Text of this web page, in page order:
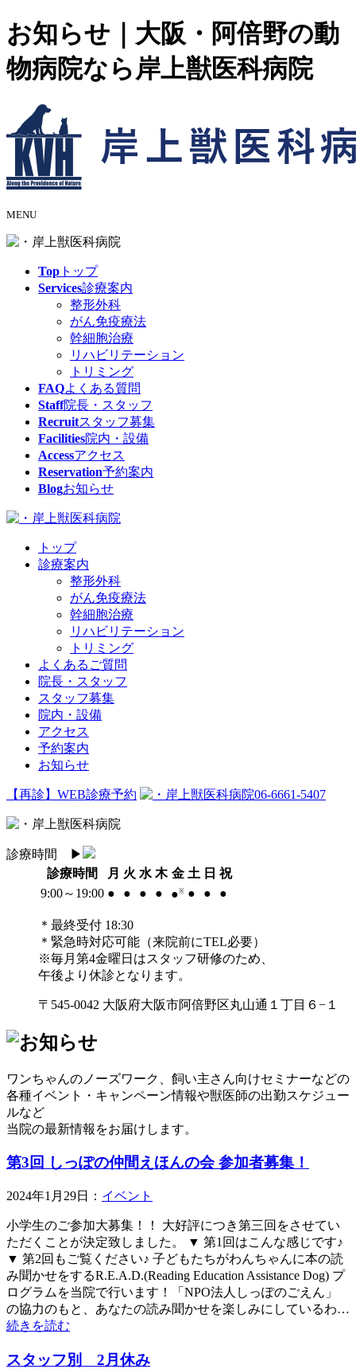
お知らせ｜大阪・阿倍野の動
物病院なら岸上獣医科病院
MENU
Top トップ
Services診療案内
整形外科
がん免疫療法
幹細胞治療
リハビリテーション
トリミング
FAQよくある質問
Staff院長・スタッフ
Recruitスタッフ募集
Facilities院内・設備
Accessアクセス
Reservation予約案内
Blogお知らせ
トップ
診療案内
整形外科
がん免疫療法
幹細胞治療
リハビリテーション
トリミング
よくあるご質問
院長・スタッフ
スタッフ募集
院内・設備
アクセス
予約案内
お知らせ
【再診】WEB診療予約 06-6661-5407
診療時間
▶︎
診療時間
月 火 水 木 金 土 日 祝
9:00～19:00 ● ● ● ● ●※ ● ● ●
＊最終受付 18:30
＊緊急時対応可能（来院前にTEL必要）
※毎月第4金曜日はスタッフ研修のため、
午後より休診となります。
〒545-0042 大阪府大阪市阿倍野区丸山通１丁目６−１
ワンちゃんのノーズワーク、飼い主さん向けセミナーなどの
各種イベント・キャンペーン情報や獣医師の出勤スケジュー
ルなど
当院の最新情報をお届けします。
第3回 しっぽの仲間えほんの会 参加者募集！
2024年1月29日： イベント
小学生のご参加大募集！！ 大好評につき第三回をさせてい
ただくことが決定致しました。 ▼ 第1回はこんな感じです♪
▼ 第2回もご覧ください♪ 子どもたちがわんちゃんに本の読
み聞かせをするR.E.A.D.(Reading Education Assistance Dog) プ
ログラムを当院で行います！「NPO法人しっぽのごえん」
の協力のもと、あなたの読み聞かせを楽しみにしているわ…
続きを読む
スタッフ別 2月休み